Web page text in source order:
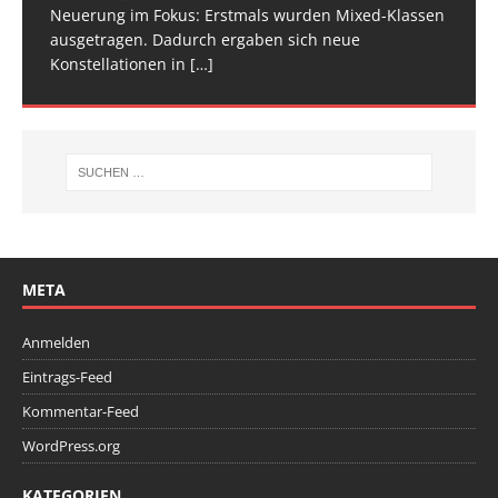
Neuerung im Fokus: Erstmals wurden Mixed-Klassen
ausgetragen. Dadurch ergaben sich neue
Konstellationen in […]
(Baden-Württemberg) zu einem hochkarätigen
Wettkampfwochenende: Am Samstag standen die
Deutschen[…]
META
Anmelden
Eintrags-Feed
Kommentar-Feed
WordPress.org